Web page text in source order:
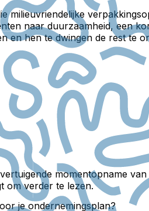
milieuvriendelijke
naar duurzaamheid, een
en hen te dwingen de rest te
momentopname
om verder te lezen.
je ondernemingsplan?